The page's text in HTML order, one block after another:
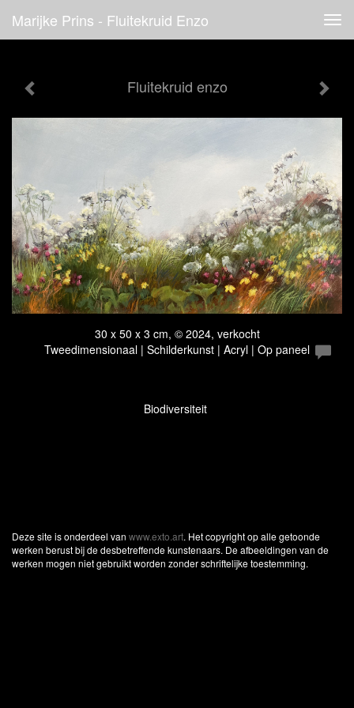
Marijke Prins - Fluitekruid Enzo
Fluitekruid enzo
30 x 50 x 3 cm, © 2024, verkocht
Tweedimensionaal | Schilderkunst | Acryl | Op paneel
Biodiversiteit
Deze site is onderdeel van www.exto.art. Het copyright op alle getoonde
werken berust bij de desbetreffende kunstenaars. De afbeeldingen van de
werken mogen niet gebruikt worden zonder schriftelijke toestemming.